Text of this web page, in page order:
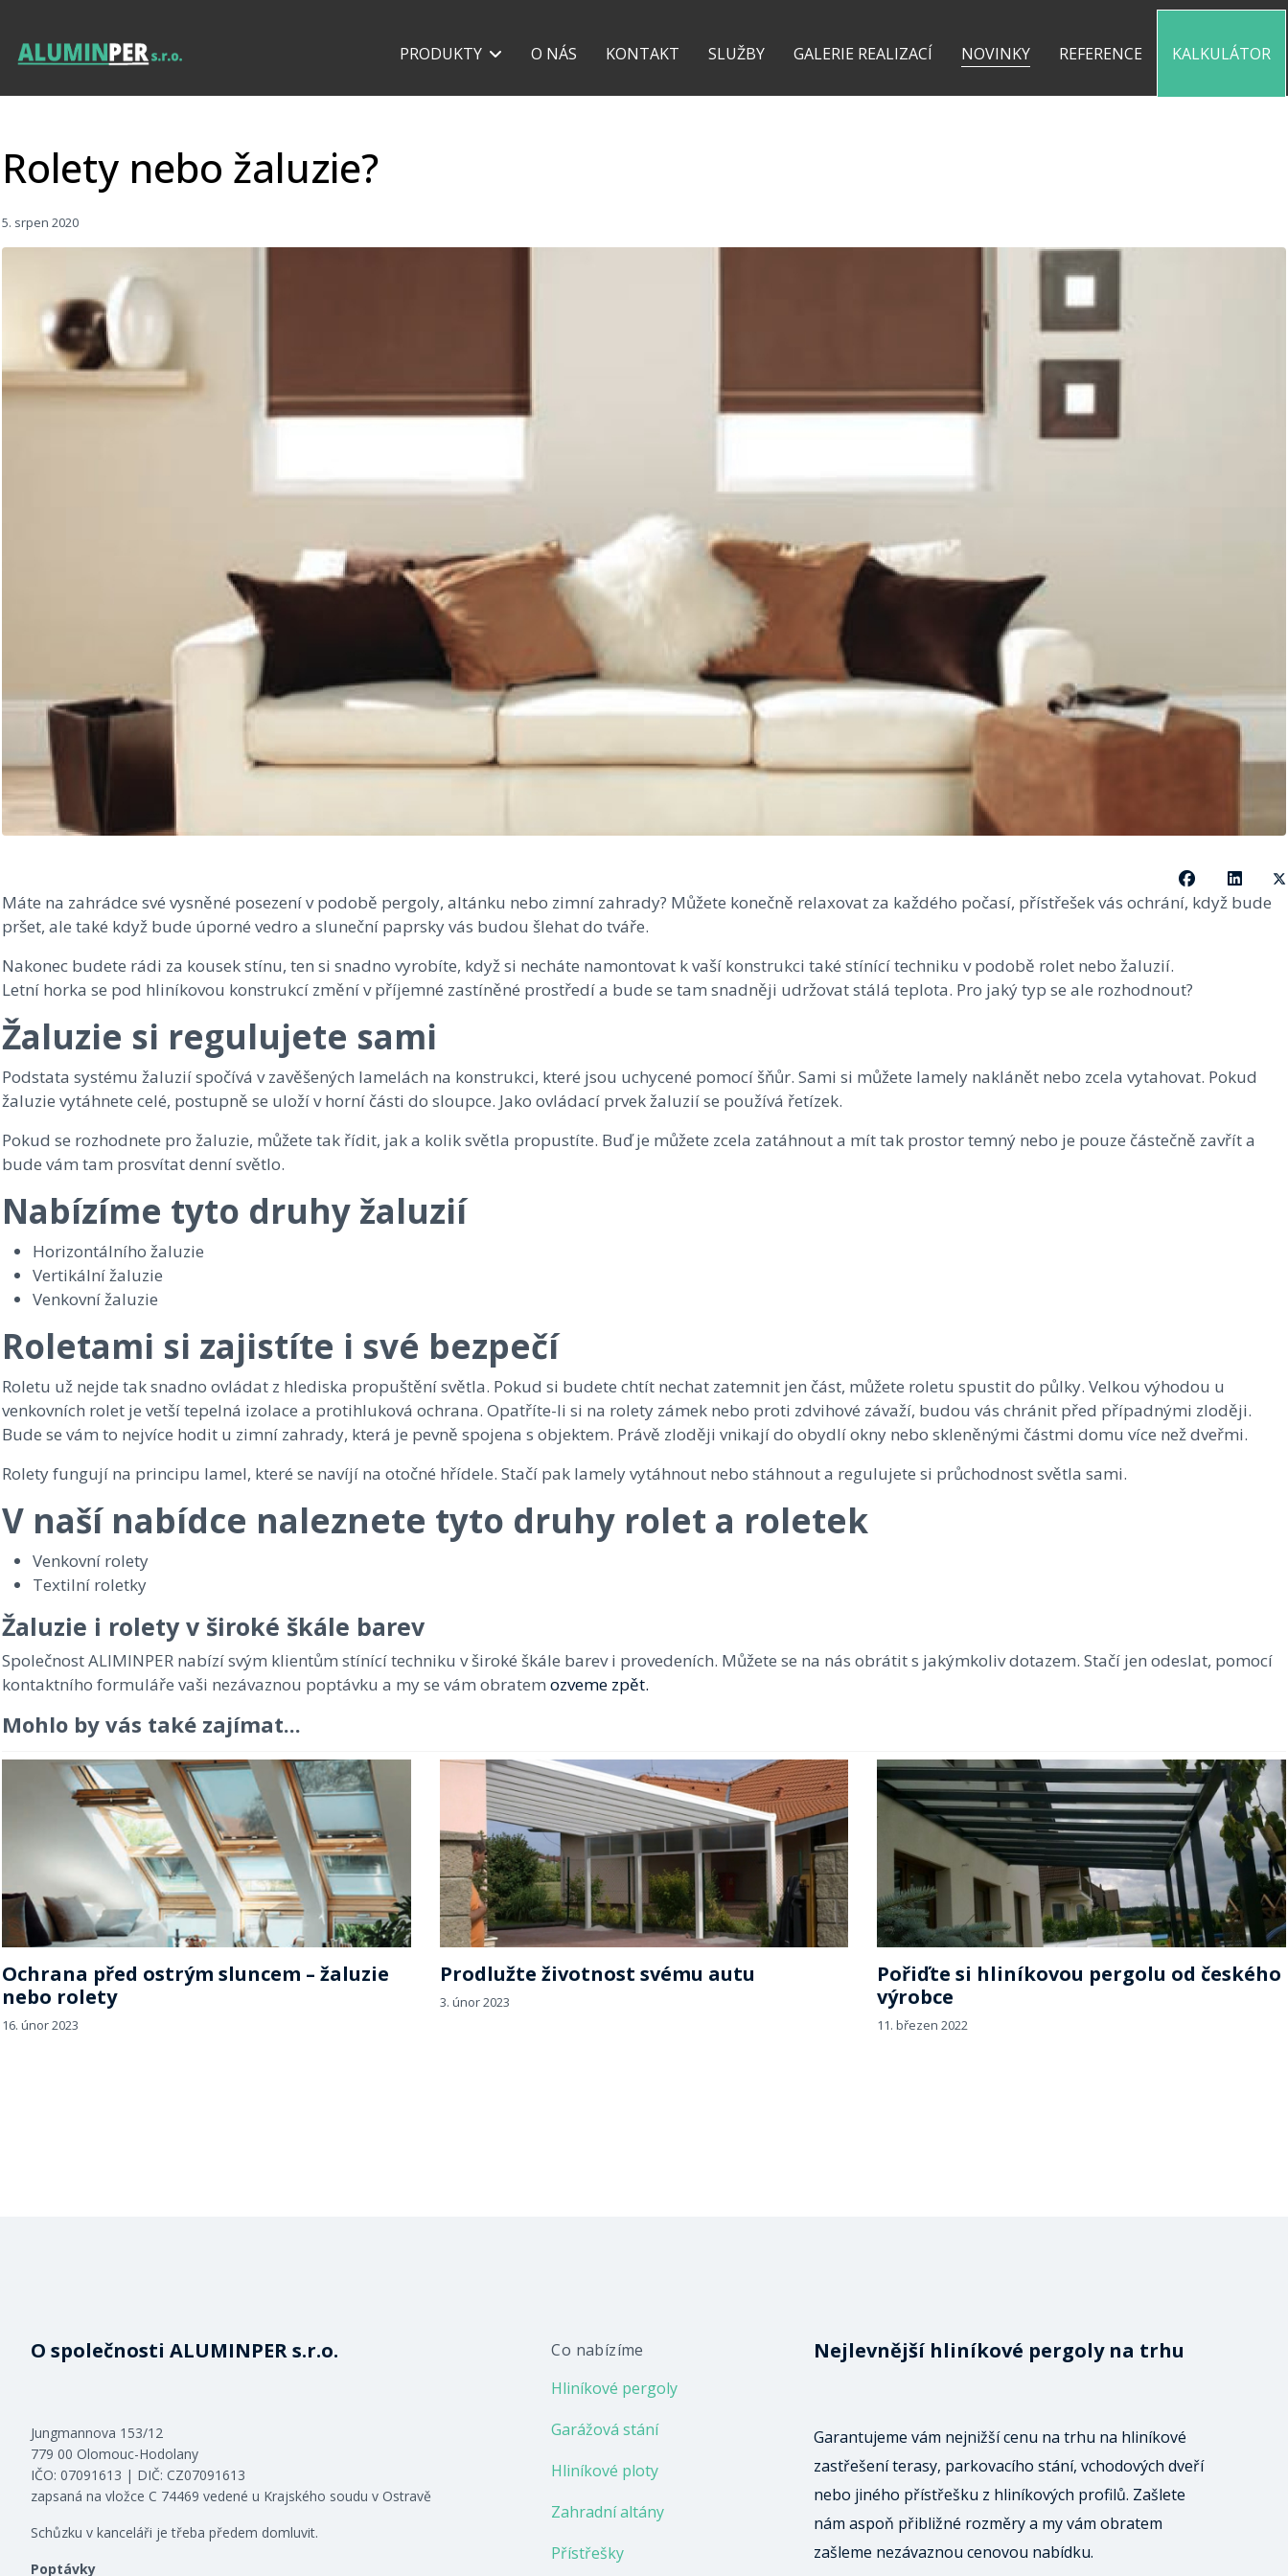
PRODUKTY O NÁS KONTAKT SLUŽBY GALERIE REALIZACÍ NOVINKY REFERENCE KALKULÁTOR
Rolety nebo žaluzie?
5. srpen 2020
Máte na zahrádce své vysněné posezení v podobě pergoly, altánku nebo zimní zahrady? Můžete konečně relaxovat za každého počasí, přístřešek vás ochrání, když bude
pršet, ale také když bude úporné vedro a sluneční paprsky vás budou šlehat do tváře.
Nakonec budete rádi za kousek stínu, ten si snadno vyrobíte, když si necháte namontovat k vaší konstrukci také stínící techniku v podobě rolet nebo žaluzií.
Letní horka se pod hliníkovou konstrukcí změní v příjemné zastíněné prostředí a bude se tam snadněji udržovat stálá teplota. Pro jaký typ se ale rozhodnout?
Žaluzie si regulujete sami
Podstata systému žaluzií spočívá v zavěšených lamelách na konstrukci, které jsou uchycené pomocí šňůr. Sami si můžete lamely naklánět nebo zcela vytahovat. Pokud
žaluzie vytáhnete celé, postupně se uloží v horní části do sloupce. Jako ovládací prvek žaluzií se používá řetízek.
Pokud se rozhodnete pro žaluzie, můžete tak řídit, jak a kolik světla propustíte. Buď je můžete zcela zatáhnout a mít tak prostor temný nebo je pouze částečně zavřít a
bude vám tam prosvítat denní světlo.
Nabízíme tyto druhy žaluzií
Horizontálního žaluzie
Vertikální žaluzie
Venkovní žaluzie
Roletami si zajistíte i své bezpečí
Roletu už nejde tak snadno ovládat z hlediska propuštění světla. Pokud si budete chtít nechat zatemnit jen část, můžete roletu spustit do půlky. Velkou výhodou u
venkovních rolet je vetší tepelná izolace a protihluková ochrana. Opatříte-li si na rolety zámek nebo proti zdvihové závaží, budou vás chránit před případnými zloději.
Bude se vám to nejvíce hodit u zimní zahrady, která je pevně spojena s objektem. Právě zloději vnikají do obydlí okny nebo skleněnými částmi domu více než dveřmi.
Rolety fungují na principu lamel, které se navíjí na otočné hřídele. Stačí pak lamely vytáhnout nebo stáhnout a regulujete si průchodnost světla sami.
V naší nabídce naleznete tyto druhy rolet a roletek
Venkovní rolety
Textilní roletky
Žaluzie i rolety v široké škále barev
Společnost ALIMINPER nabízí svým klientům stínící techniku v široké škále barev i provedeních. Můžete se na nás obrátit s jakýmkoliv dotazem. Stačí jen odeslat, pomocí
kontaktního formuláře vaši nezávaznou poptávku a my se vám obratem ozveme zpět.
Mohlo by vás také zajímat...
Ochrana před ostrým sluncem – žaluzie
nebo rolety
16. únor 2023
Prodlužte životnost svému autu
3. únor 2023
Pořiďte si hliníkovou pergolu od českého
výrobce
11. březen 2022
O společnosti ALUMINPER s.r.o.
Jungmannova 153/12
779 00 Olomouc-Hodolany
IČO: 07091613 | DIČ: CZ07091613
zapsaná na vložce C 74469 vedené u Krajského soudu v Ostravě
Schůzku v kanceláři je třeba předem domluvit.
Poptávky
Co nabízíme
Hliníkové pergoly
Garážová stání
Hliníkové ploty
Zahradní altány
Přístřešky
Nejlevnější hliníkové pergoly na trhu
Garantujeme vám nejnižší cenu na trhu na hliníkové
zastřešení terasy, parkovacího stání, vchodových dveří
nebo jiného přístřešku z hliníkových profilů. Zašlete
nám aspoň přibližné rozměry a my vám obratem
zašleme nezávaznou cenovou nabídku.